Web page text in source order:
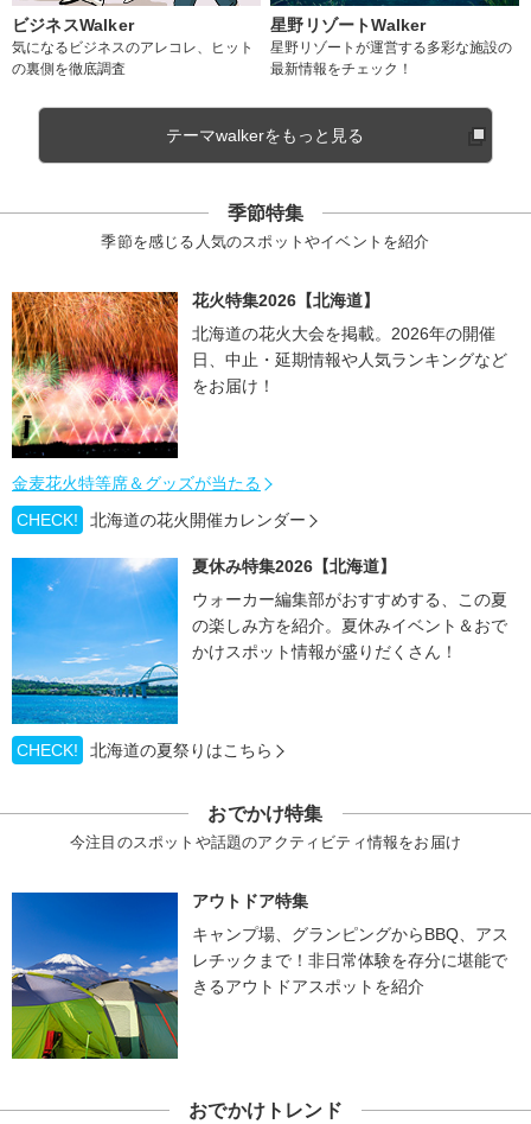
ビジネスWalker
気になるビジネスのアレコレ、ヒット
の裏側を徹底調査
星野リゾートWalker
星野リゾートが運営する多彩な施設の
最新情報をチェック！
テーマwalkerをもっと見る
季節特集
季節を感じる人気のスポットやイベントを紹介
花火特集2026【北海道】
北海道の花火大会を掲載。2026年の開催
日、中止・延期情報や人気ランキングなど
をお届け！
金麦花火特等席＆グッズが当たる
CHECK!
北海道の花火開催カレンダー
夏休み特集2026【北海道】
ウォーカー編集部がおすすめする、この夏
の楽しみ方を紹介。夏休みイベント＆おで
かけスポット情報が盛りだくさん！
CHECK! 北海道の夏祭りはこちら
おでかけ特集
今注目のスポットや話題のアクティビティ情報をお届け
アウトドア特集
キャンプ場、グランピングからBBQ、アス
レチックまで！非日常体験を存分に堪能で
きるアウトドアスポットを紹介
おでかけトレンド